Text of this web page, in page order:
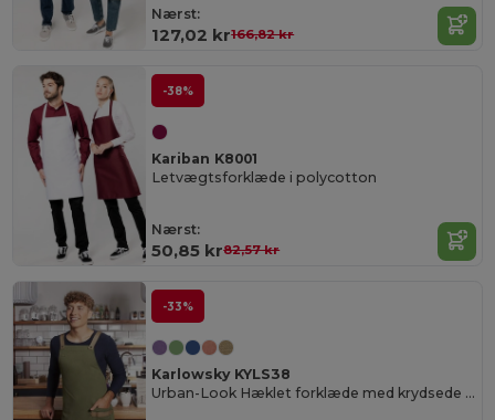
Nærst:
127,02 kr166,82 kr
-38%
Kariban K8001
Letvægtsforklæde i polycotton
Nærst:
50,85 kr82,57 kr
-33%
Karlowsky KYLS38
Urban-Look Hæklet forklæde med krydsede stropper og lomme